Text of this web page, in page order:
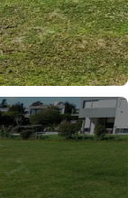
a la matrícula
Luis Prada,
61. Asimismo,
de intermediación
colegiado
en la presente.
esenciales del
inmobiliario
de las
valores de